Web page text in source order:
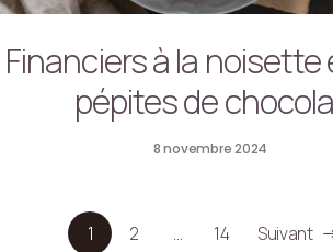
Financiers à la
pépites de
8 novembre 2024
1 2 … 14 Suivant